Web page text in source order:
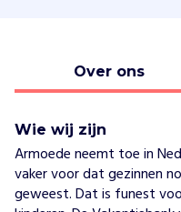
Over ons
Wie wij zijn
Armoede neemt toe in
vaker voor dat gezinnen
geweest. Dat is funest